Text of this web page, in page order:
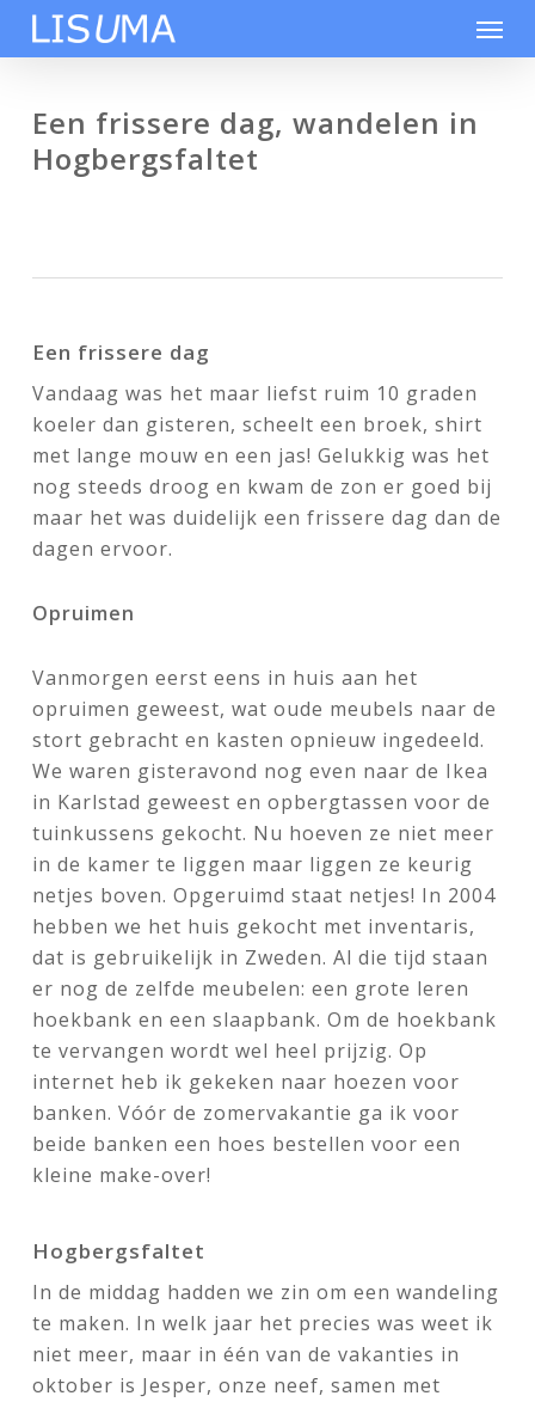
Skip
contentEen frissere dag, wandelen in
Hogbergsfaltet
Een frissere dag
Vandaag was het maar liefst ruim 10 graden
koeler dan gisteren, scheelt een broek, shirt
met lange mouw en een jas! Gelukkig was het
nog steeds droog en kwam de zon er goed bij
maar het was duidelijk een frissere dag dan de
dagen ervoor.
Opruimen
Vanmorgen eerst eens in huis aan het
opruimen geweest, wat oude meubels naar de
stort gebracht en kasten opnieuw ingedeeld.
We waren gisteravond nog even naar de Ikea
in Karlstad geweest en opbergtassen voor de
tuinkussens gekocht. Nu hoeven ze niet meer
in de kamer te liggen maar liggen ze keurig
netjes boven. Opgeruimd staat netjes! In 2004
hebben we het huis gekocht met inventaris,
dat is gebruikelijk in Zweden. Al die tijd staan
er nog de zelfde meubelen: een grote leren
hoekbank en een slaapbank. Om de hoekbank
te vervangen wordt wel heel prijzig. Op
internet heb ik gekeken naar hoezen voor
banken. Vóór de zomervakantie ga ik voor
beide banken een hoes bestellen voor een
kleine make-over!
Hogbergsfaltet
In de middag hadden we zin om een wandeling
te maken. In welk jaar het precies was weet ik
niet meer, maar in één van de vakanties in
oktober is Jesper, onze neef, samen met